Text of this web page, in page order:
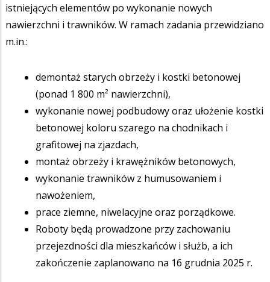
istniejących elementów po wykonanie nowych
nawierzchni i trawników. W ramach zadania przewidziano
m.in.:
demontaż starych obrzeży i kostki betonowej
(ponad 1 800 m² nawierzchni),
wykonanie nowej podbudowy oraz ułożenie kostki
betonowej koloru szarego na chodnikach i
grafitowej na zjazdach,
montaż obrzeży i krawężników betonowych,
wykonanie trawników z humusowaniem i
nawożeniem,
prace ziemne, niwelacyjne oraz porządkowe.
Roboty będą prowadzone przy zachowaniu
przejezdności dla mieszkańców i służb, a ich
zakończenie zaplanowano na 16 grudnia 2025 r.